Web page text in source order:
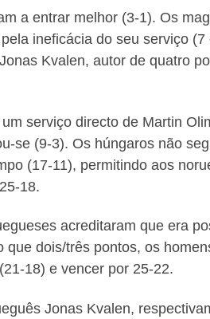
a entrar melhor (3-1). Os
ineficácia do seu serviço
Kvalen, autor de quatro
serviço directo de Martin
se (9-3). Os húngaros não
(17-11), permitindo aos
18.
acreditaram que era
dois/três pontos, os
18) e vencer por 25-22.
Jonas Kvalen,